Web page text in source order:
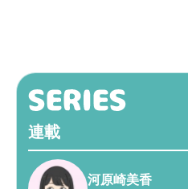
連載
河原崎美香